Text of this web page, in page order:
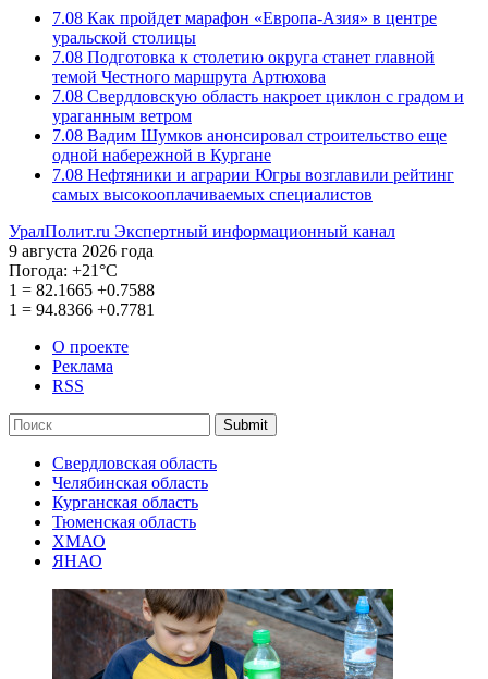
7.08 Как пройдет марафон «Европа-Азия» в центре
уральской столицы
7.08 Подготовка к столетию округа станет главной
темой Честного маршрута Артюхова
7.08 Свердловскую область накроет циклон с градом и
ураганным ветром
7.08 Вадим Шумков анонсировал строительство еще
одной набережной в Кургане
7.08 Нефтяники и аграрии Югры возглавили рейтинг
самых высокооплачиваемых специалистов
УралПолит.ru Экспертный информационный канал
9 августа 2026 года
Погода: +21°С
1 = 82.1665 +0.7588
1 = 94.8366 +0.7781
О проекте
Реклама
RSS
Submit
Свердловская область
Челябинская область
Курганская область
Тюменская область
ХМАО
ЯНАО